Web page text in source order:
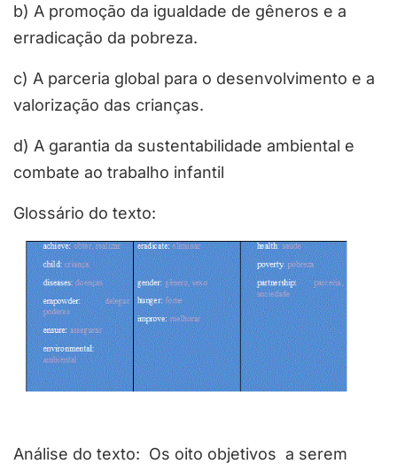
b) A promoção da igualdade de gêneros e a
erradicação da pobreza.
c) A parceria global para o desenvolvimento e a
valorização das crianças.
d) A garantia da sustentabilidade ambiental e
combate ao trabalho infantil
Glossário do texto:
Análise do texto: Os oito objetivos a serem